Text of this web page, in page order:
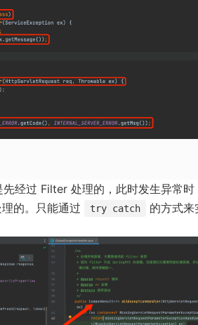
经过 Filter 处理的，此时发生异常时
的。只能通过 try catch
的方式